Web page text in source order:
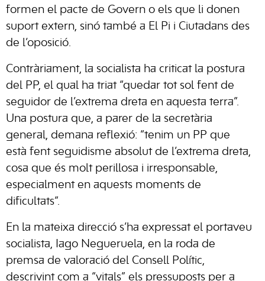
formen el pacte de Govern o els que li donen
suport extern, sinó també a El Pi i Ciutadans des
de l’oposició.
Contràriament, la socialista ha criticat la postura
del PP, el qual ha triat “quedar tot sol fent de
seguidor de l’extrema dreta en aquesta terra”.
Una postura que, a parer de la secretària
general, demana reflexió: “tenim un PP que
està fent seguidisme absolut de l’extrema dreta,
cosa que és molt perillosa i irresponsable,
especialment en aquests moments de
dificultats”.
En la mateixa direcció s’ha expressat el portaveu
socialista, Iago Negueruela, en la roda de
premsa de valoració del Consell Polític,
descrivint com a “vitals” els pressuposts per a